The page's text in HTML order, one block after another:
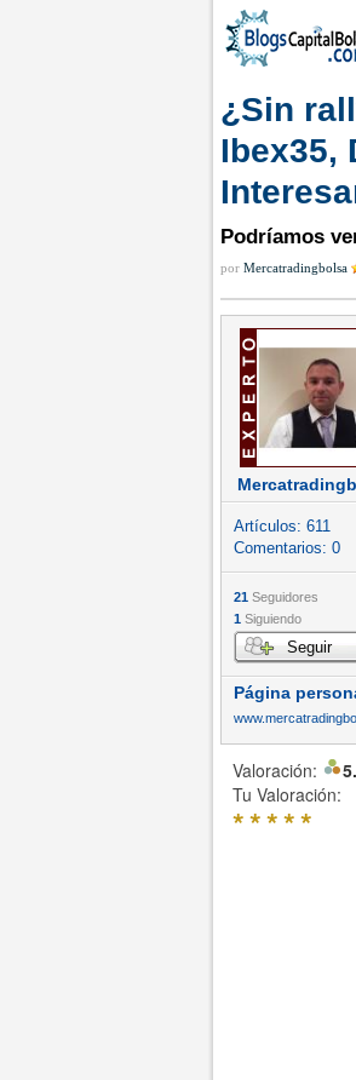
¿Sin
Ibex35,
Podríamos
por Mercatradingbolsa
Artículos: 611
Comentarios: 0
21 Seguidores
1 Siguiendo
Seguir
Página
Valoración:
Tu Valoración:
*****